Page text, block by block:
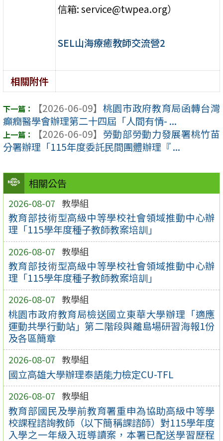
相關公告
2026-08-07 教學組
教育部技術型高級中等學校社會領域推動中心辦
理「115學年度種子教師教案培訓」
2026-08-07 教學組
教育部技術型高級中等學校社會領域推動中心辦
理「115學年度種子教師教案培訓」
2026-08-07 教學組
桃園市政府教育局檢送國立東華大學辦理「適應
運動共學行動站」第二階段與離島場研習海報1份
及各區簡章
2026-08-07 教學組
國立高雄大學辦理泰語能力檢定CU-TFL
2026-08-07 教學組
教育部國民及學前教育署重申為協助高級中等學
校課程諮詢教師（以下簡稱課諮師）對115學年度
入學之一年級入班導讀案，本署已配送學習歷程
信箱: service@twpea.org）
SEL山海療癒教師交流營2
相關附件
【2026-06-09】 桃園市政府教育局函轉台灣
癲癇醫學會辦理第二十四屆「人間有情- ...
【2026-06-09】 勞動部勞動力發展署桃竹苗
分署辦理「115年度委託民間團體辦理『 ...